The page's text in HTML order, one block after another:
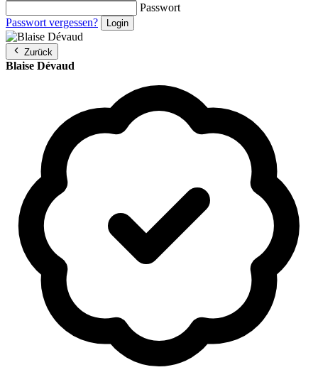
Passwort
Passwort vergessen?
Zurück
Blaise Dévaud